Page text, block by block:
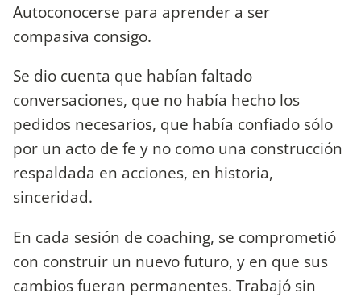
Autoconocerse para aprender a ser
compasiva consigo.
Se dio cuenta que habían faltado
conversaciones, que no había hecho los
pedidos necesarios, que había confiado sólo
por un acto de fe y no como una construcción
respaldada en acciones, en historia,
sinceridad.
En cada sesión de coaching, se comprometió
con construir un nuevo futuro, y en que sus
cambios fueran permanentes. Trabajó sin